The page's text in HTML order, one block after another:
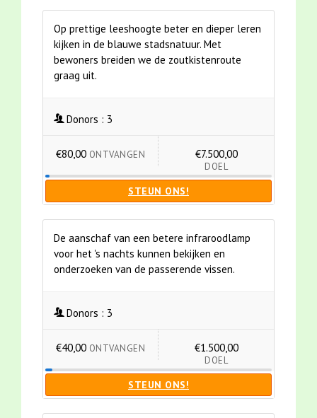
Op prettige leeshoogte beter en dieper leren
kijken in de blauwe stadsnatuur. Met
bewoners breiden we de zoutkistenroute
graag uit.
Donors : 3
€80,00 ONTVANGEN €7.500,00
DOEL
STEUN ONS!
De aanschaf van een betere infraroodlamp
voor het 's nachts kunnen bekijken en
onderzoeken van de passerende vissen.
Donors : 3
€40,00 ONTVANGEN €1.500,00
DOEL
STEUN ONS!